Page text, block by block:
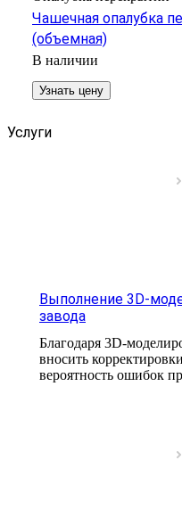
Чашечная опалубка
(объемная)
В наличии
Узнать цену
Услуги
Выполнение 3D-
завода
Благодаря 3D-
вносить
вероятность ошибок